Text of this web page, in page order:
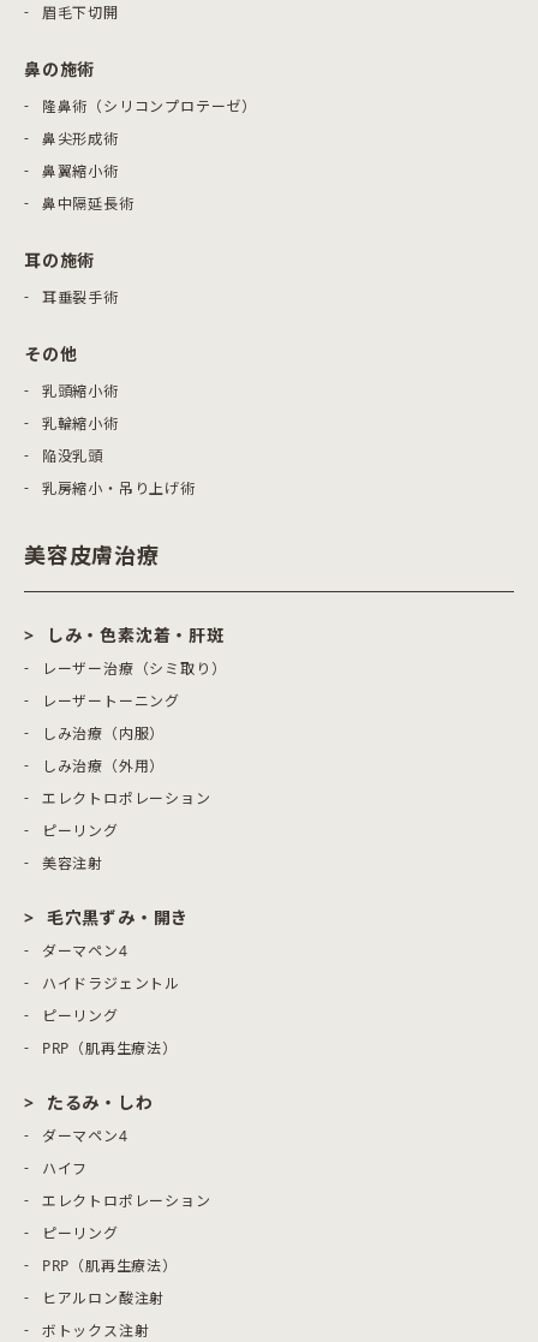
眉毛下切開
鼻の施術
隆鼻術（シリコンプロテーゼ）
鼻尖形成術
鼻翼縮小術
鼻中隔延長術
耳の施術
耳垂裂手術
その他
乳頭縮小術
乳輪縮小術
陥没乳頭
乳房縮小・吊り上げ術
美容皮膚治療
しみ・色素沈着・肝斑
レーザー治療（シミ取り）
レーザートーニング
しみ治療（内服）
しみ治療（外用）
エレクトロポレーション
ピーリング
美容注射
毛穴黒ずみ・開き
ダーマペン4
ハイドラジェントル
ピーリング
PRP（肌再生療法）
たるみ・しわ
ダーマペン4
ハイフ
エレクトロポレーション
ピーリング
PRP（肌再生療法）
ヒアルロン酸注射
ボトックス注射